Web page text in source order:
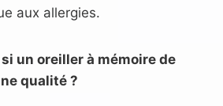
aux allergies.
un oreiller à mémoire de
qualité ?